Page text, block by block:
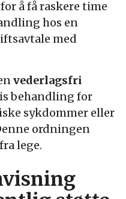
å få raskere time
hos en
med
vederlagsfri
behandling for
sykdommer eller
ordningen
lege.